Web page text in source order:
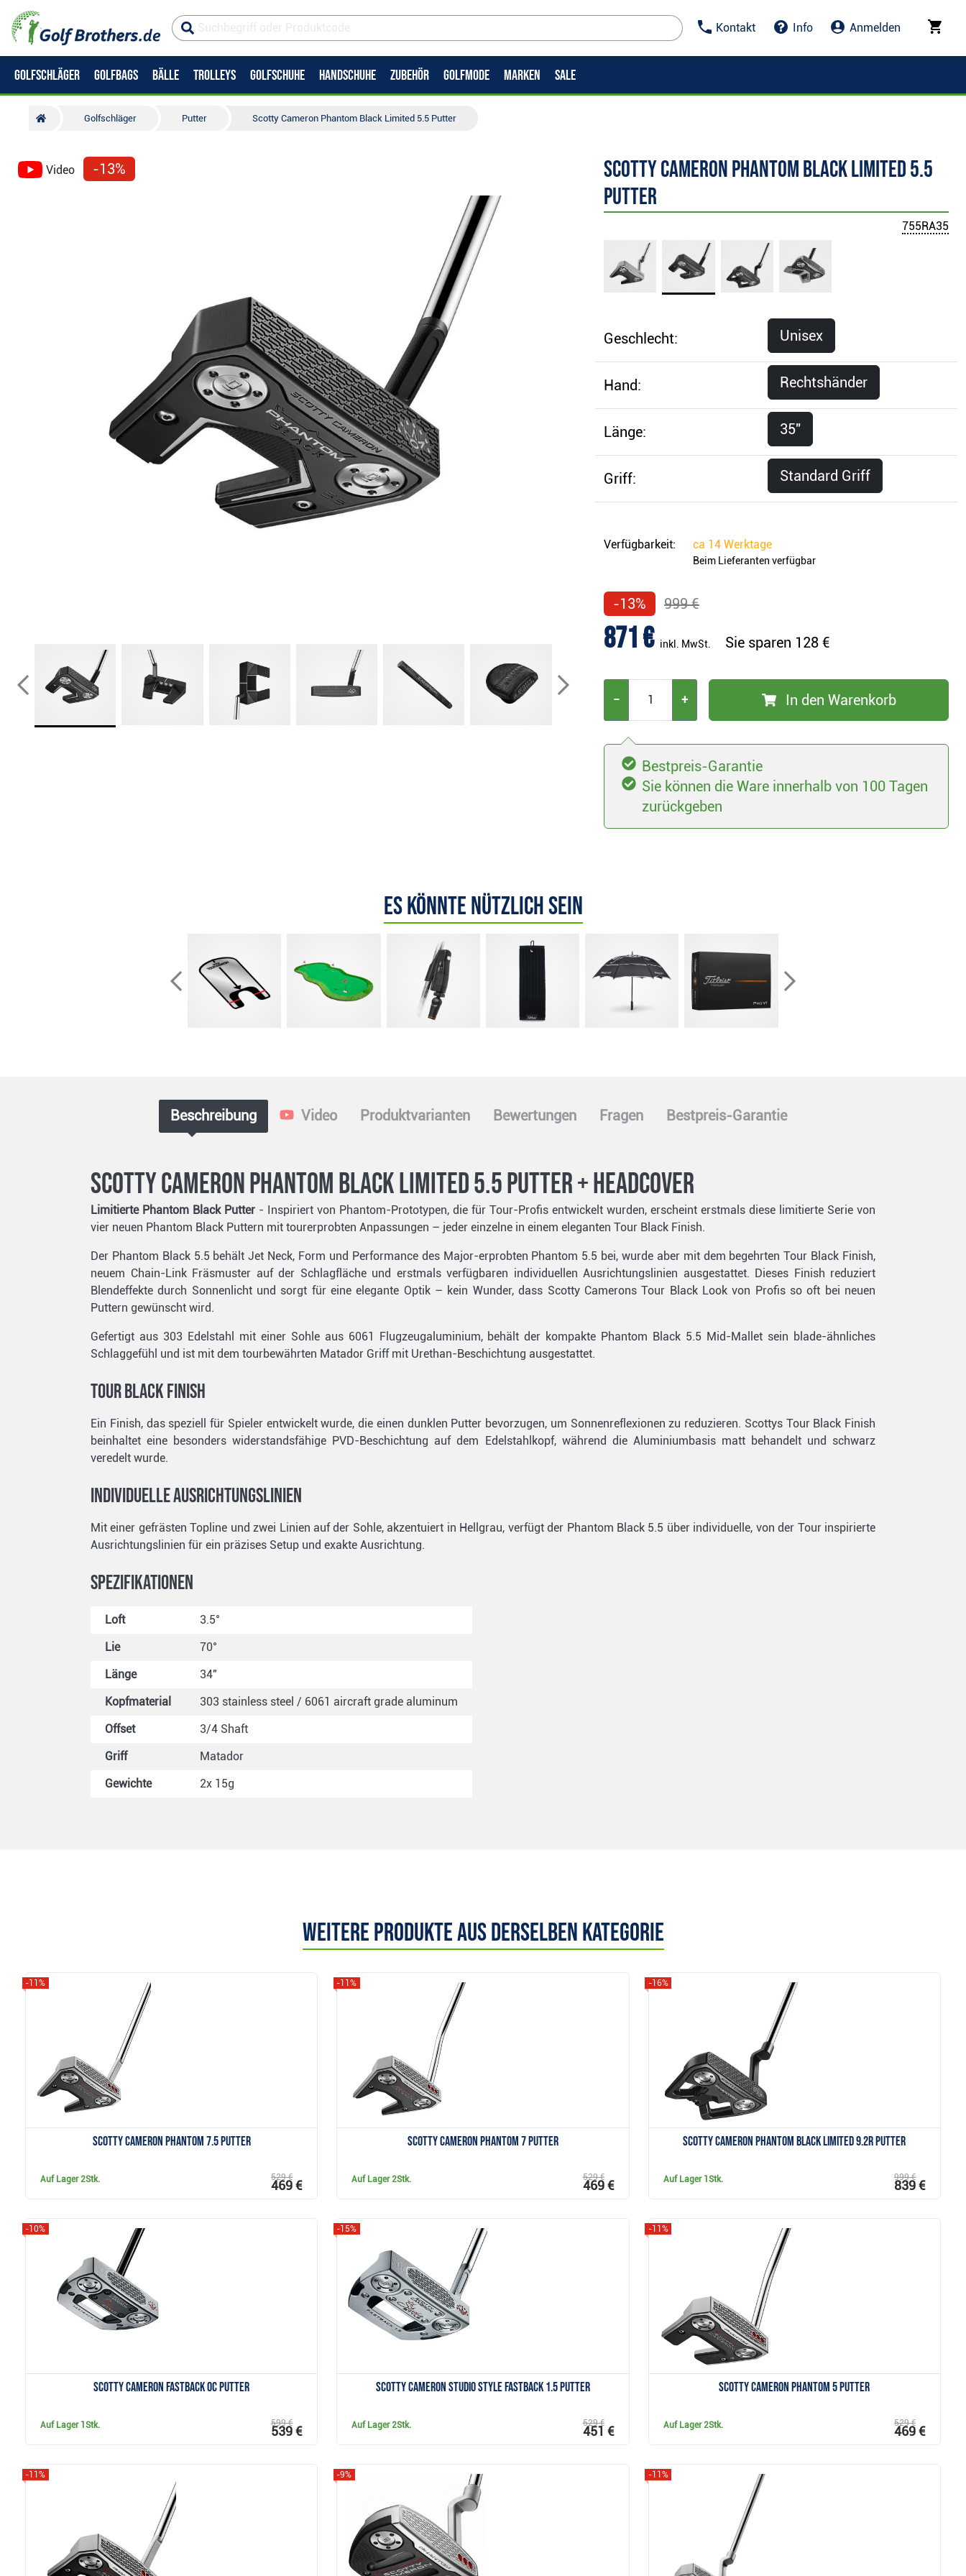
Kontakt Info Anmelden
GOLFSCHLÄGER GOLFBAGS BÄLLE TROLLEYS GOLFSCHUHE HANDSCHUHE ZUBEHÖR GOLFMODE MARKEN SALE
Golfschläger Putter Scotty Cameron Phantom Black Limited 5.5 Putter
Video -13%
Scotty Cameron Phantom Black Limited 5.5
Putter
755RA35
Geschlecht: Unisex
Hand: Rechtshänder
Länge: 35"
Griff: Standard Griff
Verfügbarkeit: ca 14 Werktage
Beim Lieferanten verfügbar
-13% 999 €
871 € inkl. MwSt. Sie sparen 128 €
− + In den Warenkorb
Bestpreis-Garantie
Sie können die Ware innerhalb von 100 Tagen
zurückgeben
Es könnte nützlich sein
Beschreibung Video Produktvarianten Bewertungen Fragen Bestpreis-Garantie
Scotty Cameron Phantom Black Limited 5.5 Putter + Headcover
Limitierte Phantom Black Putter - Inspiriert von Phantom-Prototypen, die für Tour-Profis entwickelt wurden, erscheint erstmals diese limitierte Serie von
vier neuen Phantom Black Puttern mit tourerprobten Anpassungen – jeder einzelne in einem eleganten Tour Black Finish.
Der Phantom Black 5.5 behält Jet Neck, Form und Performance des Major-erprobten Phantom 5.5 bei, wurde aber mit dem begehrten Tour Black Finish,
neuem Chain-Link Fräsmuster auf der Schlagfläche und erstmals verfügbaren individuellen Ausrichtungslinien ausgestattet. Dieses Finish reduziert
Blendeffekte durch Sonnenlicht und sorgt für eine elegante Optik – kein Wunder, dass Scotty Camerons Tour Black Look von Profis so oft bei neuen
Puttern gewünscht wird.
Gefertigt aus 303 Edelstahl mit einer Sohle aus 6061 Flugzeugaluminium, behält der kompakte Phantom Black 5.5 Mid-Mallet sein blade-ähnliches
Schlaggefühl und ist mit dem tourbewährten Matador Griff mit Urethan-Beschichtung ausgestattet.
Tour Black Finish
Ein Finish, das speziell für Spieler entwickelt wurde, die einen dunklen Putter bevorzugen, um Sonnenreflexionen zu reduzieren. Scottys Tour Black Finish
beinhaltet eine besonders widerstandsfähige PVD-Beschichtung auf dem Edelstahlkopf, während die Aluminiumbasis matt behandelt und schwarz
veredelt wurde.
Individuelle Ausrichtungslinien
Mit einer gefrästen Topline und zwei Linien auf der Sohle, akzentuiert in Hellgrau, verfügt der Phantom Black 5.5 über individuelle, von der Tour inspirierte
Ausrichtungslinien für ein präzises Setup und exakte Ausrichtung.
Spezifikationen
Loft
3.5°
Lie
70°
Länge
34"
Kopfmaterial
303 stainless steel / 6061 aircraft grade aluminum
Offset
3/4 Shaft
Griff
Matador
Gewichte
2x 15g
Weitere Produkte aus derselben Kategorie
Scotty Cameron Phantom 7.5 Putter
-11%
Auf Lager 2Stk. 529 €
469 €
Scotty Cameron Phantom 7 Putter
-11%
Auf Lager 2Stk. 529 €
469 €
Scotty Cameron Phantom Black Limited 9.2R Putter
-16%
Auf Lager 1Stk. 999 €
839 €
Anzeigen
Scotty Cameron Fastback OC putter
-10%
Auf Lager 1Stk. 599 €
539 €
Scotty Cameron Studio Style Fastback 1.5 Putter
-15%
Auf Lager 2Stk. 529 €
451 €
Anzeigen
Scotty Cameron Phantom 5 Putter
-11%
Auf Lager 2Stk. 529 €
469 €
Anzeigen
-11%
Anzeigen
-9%
Anzeigen
-11%